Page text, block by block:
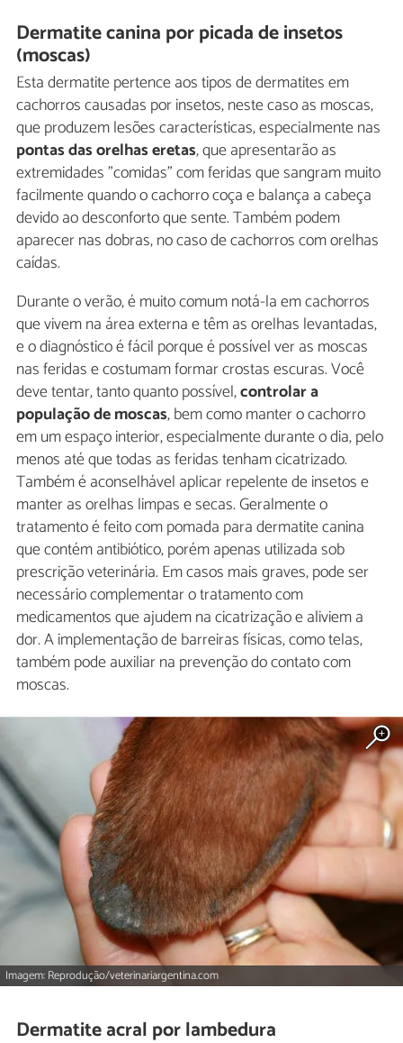
Dermatite canina por picada de insetos
(moscas)
Esta dermatite pertence aos tipos de dermatites em
cachorros causadas por insetos, neste caso as moscas,
que produzem lesões características, especialmente nas
pontas das orelhas eretas, que apresentarão as
extremidades "comidas" com feridas que sangram muito
facilmente quando o cachorro coça e balança a cabeça
devido ao desconforto que sente. Também podem
aparecer nas dobras, no caso de cachorros com orelhas
caídas.
Durante o verão, é muito comum notá-la em cachorros
que vivem na área externa e têm as orelhas levantadas,
e o diagnóstico é fácil porque é possível ver as moscas
nas feridas e costumam formar crostas escuras. Você
deve tentar, tanto quanto possível,controlar a
população de moscas, bem como manter o cachorro
em um espaço interior, especialmente durante o dia, pelo
menos até que todas as feridas tenham cicatrizado.
Também é aconselhável aplicar repelente de insetos e
manter as orelhas limpas e secas. Geralmente o
tratamento é feito com pomada para dermatite canina
que contém antibiótico, porém apenas utilizada sob
prescrição veterinária. Em casos mais graves, pode ser
necessário complementar o tratamento com
medicamentos que ajudem na cicatrização e aliviem a
dor. A implementação de barreiras físicas, como telas,
também pode auxiliar na prevenção do contato com
moscas.
Imagem: Reprodução/veterinariargentina.com
Dermatite acral por lambedura